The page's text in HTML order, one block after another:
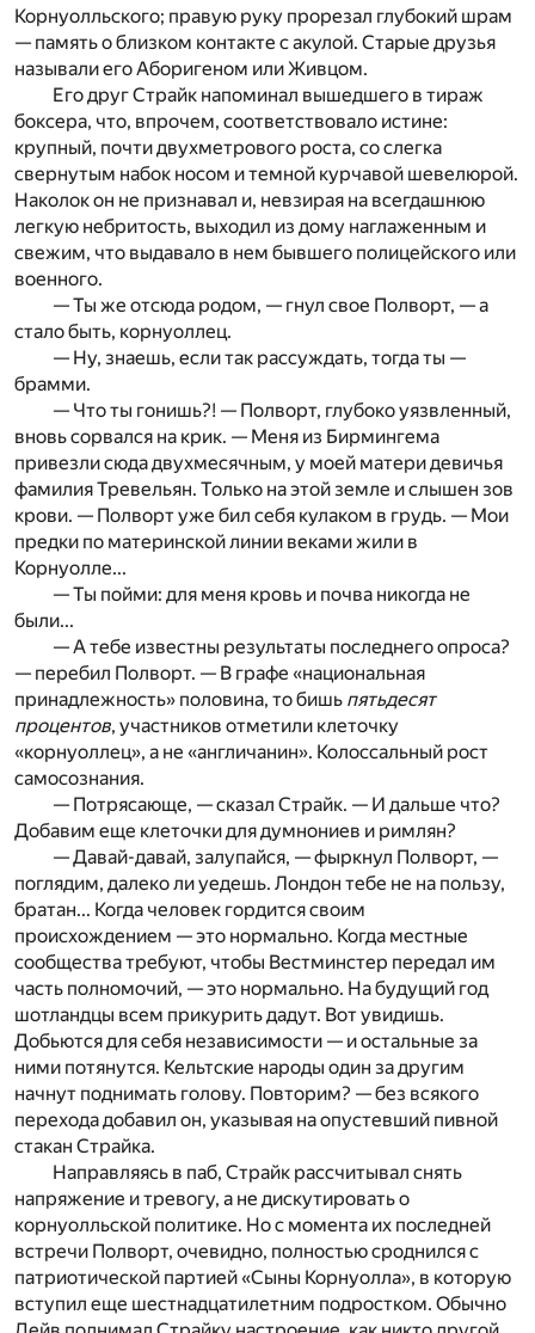
Корнуолльского; правую руку прорезал глубокий шрам
— память о близком контакте с акулой. Старые друзья
называли его Аборигеном или Живцом.
Его друг Страйк напоминал вышедшего в тираж
боксера, что, впрочем, соответствовало истине:
крупный, почти двухметрового роста, со слегка
свернутым набок носом и темной курчавой шевелюрой.
Наколок он не признавал и, невзирая на всегдашнюю
легкую небритость, выходил из дому наглаженным и
свежим, что выдавало в нем бывшего полицейского или
военного.
— Ты же отсюда родом, — гнул свое Полворт, — а
стало быть, корнуоллец.
— Ну, знаешь, если так рассуждать, тогда ты —
брамми.
— Что ты гонишь?! — Полворт, глубоко уязвленный,
вновь сорвался на крик. — Меня из Бирмингема
привезли сюда двухмесячным, у моей матери девичья
фамилия Тревельян. Только на этой земле и слышен зов
крови. — Полворт уже бил себя кулаком в грудь. — Мои
предки по материнской линии веками жили в
Корнуолле...
— Ты пойми: для меня кровь и почва никогда не
были...
— А тебе известны результаты последнего опроса?
— перебил Полворт. — В графе «национальная
принадлежность» половина, то бишь пятьдесят
процентов, участников отметили клеточку
«корнуоллец», а не «англичанин». Колоссальный рост
само­сознания.
— Потрясающе, — сказал Страйк. — И дальше что?
Добавим еще клеточки для думнониев и римлян?
— Давай-давай, залупайся, — фыркнул Полворт, —
поглядим, далеко ли уедешь. Лондон тебе не на пользу,
братан... Когда человек гордится своим
происхождением — это нормально. Когда местные
сообщества требуют, чтобы Вестминстер передал им
часть полномочий, — это нормально. На будущий год
шотландцы всем прикурить дадут. Вот увидишь.
Добьются для себя независимости — и остальные за
ними потянутся. Кельтские народы один за другим
начнут поднимать голову. Повторим? — без всякого
перехода добавил он, указывая на опустевший пивной
стакан Страйка.
Направляясь в паб, Страйк рассчитывал снять
напряжение и тревогу, а не дискутировать о
корнуолльской политике. Но с момента их последней
встречи Полворт, очевидно, полностью сроднился с
патриотической партией «Сыны Корнуолла», в которую
вступил еще шестнадцатилетним подростком. Обычно